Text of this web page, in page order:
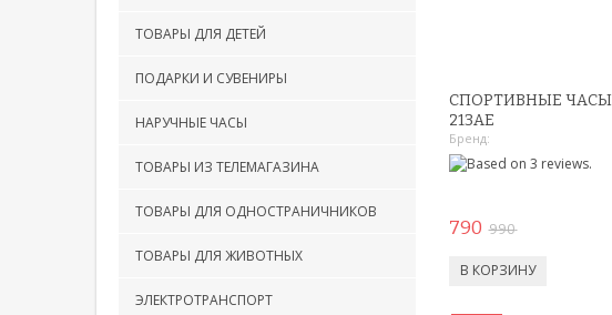
ТОВАРЫ ДЛЯ ДЕТЕЙ
ПОДАРКИ И СУВЕНИРЫ
НАРУЧНЫЕ ЧАСЫ
ТОВАРЫ ИЗ ТЕЛЕМАГАЗИНА
ТОВАРЫ ДЛЯ ОДНОСТРАНИЧНИКОВ
ТОВАРЫ ДЛЯ ЖИВОТНЫХ
ЭЛЕКТРОТРАНСПОРТ
СПОРТИВНЫЕ ЧАСЫ
213AE
Бренд:
790 990